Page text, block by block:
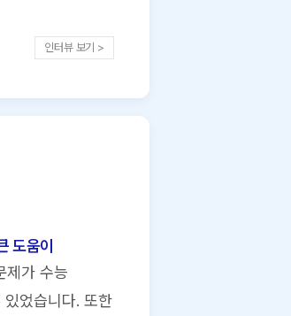
인터뷰 보기 >
도움이
제가 수능
었습니다. 또한